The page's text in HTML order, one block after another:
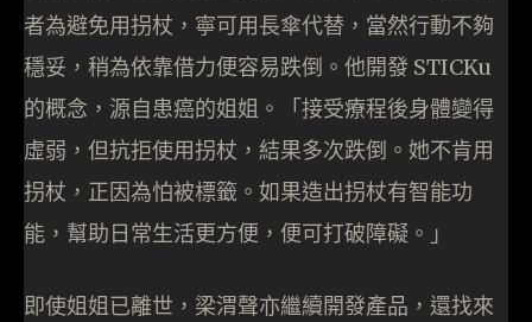
者為避免用拐杖，寧可用長傘代替，當然行動不夠
穩妥，稍為依靠借力便容易跌倒。他開發 STICKu
的概念，源自患癌的姐姐。「接受療程後身體變得
虛弱，但抗拒使用拐杖，結果多次跌倒。她不肯用
拐杖，正因為怕被標籤。如果造出拐杖有智能功
能，幫助日常生活更方便，便可打破障礙。」
即使姐姐已離世，梁渭聲亦繼續開發產品，還找來